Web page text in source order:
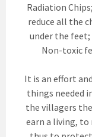
Radiation
reduce all the
under the feet;
Non-toxic
It is an effort
things needed
the villagers
earn a living,